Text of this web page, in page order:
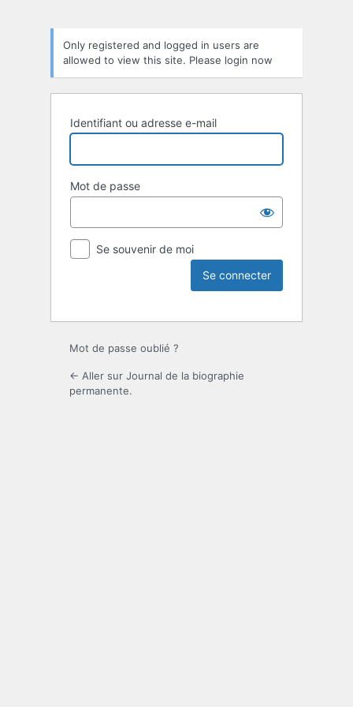
Only registered and logged in users are
allowed to view this site. Please login now
Identifiant ou adresse e-mail
Mot de passe
Se souvenir de moi
Mot de passe oublié ?
← Aller sur Journal de la biographie
permanente.